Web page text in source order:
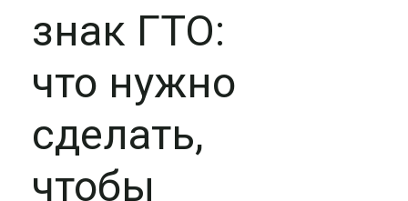
знак ГТО:
что нужно
сделать,
чтобы